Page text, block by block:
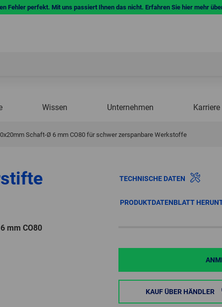
Fehler perfekt. Mit uns passiert Ihnen das nicht. Erfahren Sie hier mehr
Wissen Unternehmen Karriere
Schaft-Ø 6 mm CO80 für schwer zerspanbare Werkstoffe
mm CO80
TECHNISCHE DATEN
PRODUKTDATENBLATT
KAUF ÜBER HÄNDLER